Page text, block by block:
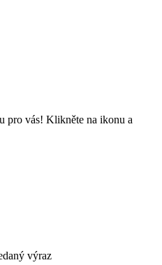
pro vás! Klikněte na ikonu a
výraz